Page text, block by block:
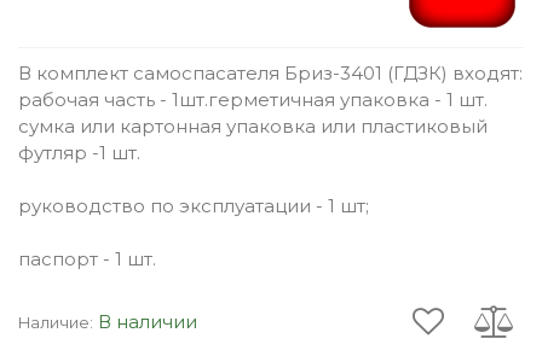
В комплект самоспасателя Бриз-3401 (ГДЗК) входят:
рабочая часть - 1шт.герметичная упаковка - 1 шт.
сумка или картонная упаковка или пластиковый
футляр -1 шт.
руководство по эксплуатации - 1 шт;
паспорт - 1 шт.
Наличие: В наличии